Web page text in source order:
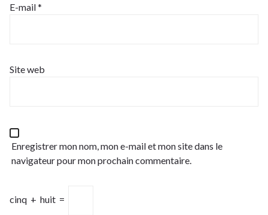
E-mail*
Site web
Enregistrer mon nom, mon e-mail et mon site dans le
navigateur pour mon prochain commentaire.
cinq + huit =